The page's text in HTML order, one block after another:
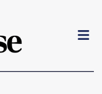
Menu